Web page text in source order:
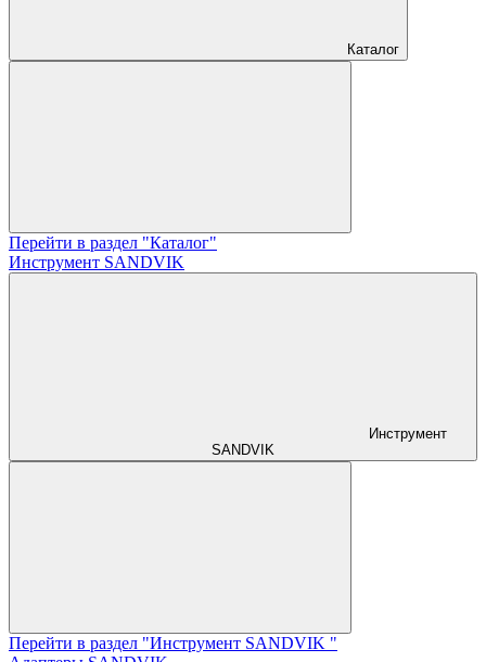
Каталог
Перейти в раздел "Каталог"
Инструмент SANDVIK
Инструмент
SANDVIK
Перейти в раздел "Инструмент SANDVIK "